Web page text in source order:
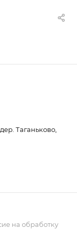
Таганьково,
на обработку